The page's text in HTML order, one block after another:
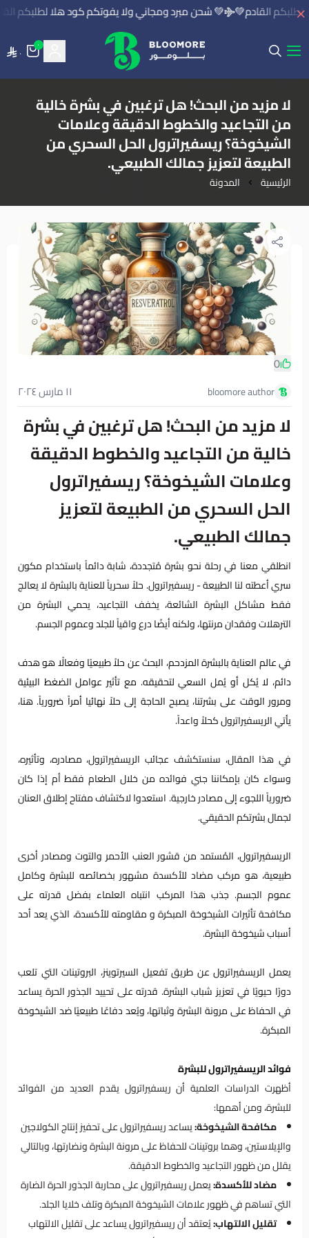
القادم💚 💚 شحن مبرد ومجاني ولا يفوتكم كود هلا لطلبكم
بلومور | BLOOMORE
٠
٠
لا مزيد من البحث! هل ترغبين في بشرة خالية
من التجاعيد والخطوط الدقيقة وعلامات
الشيخوخة؟ ريسفيراترول الحل السحري من
الطبيعة لتعزيز جمالك الطبيعي.
الرئيسية المدونة
0
bloomore author ١١ مارس ٢٠٢٤
لا مزيد من البحث! هل ترغبين في بشرة
خالية من التجاعيد والخطوط الدقيقة
وعلامات الشيخوخة؟ ريسفيراترول
الحل السحري من الطبيعة لتعزيز
جمالك الطبيعي.
انطلقي معنا في رحلة نحو بشرة مُتجددة، شابة دائماً باستخدام مكون
سري أعطته لنا الطبيعة - ريسفيراترول. حلاً سحرياً للعناية بالبشرة لا يعالج
فقط مشاكل البشرة الشائعة، يخفف التجاعيد، يحمي البشرة من
الترهلات وفقدان مرنتها، ولكنه أيضًا درع واقياً للجلد وعموم الجسم.
في عالم العناية بالبشرة المزدحم، البحث عن حلاً طبيعيًا وفعالًا هو هدف
دائم، لا يُكل أو يُمل السعي لتحقيقه. مع تأثير عوامل الضغط البيئية
ومرور الوقت على بشرتنا، يصبح الحاجة إلى حلاً نهائيا أمراً ضرورياً. هنا،
يأتي الريسفيراترول كحلاً واعداً.
في هذا المقال، سنستكشف عجائب الريسفيراترول، مصادره، وتأثيره،
وسواء كان بإمكاننا جني فوائده من خلال الطعام فقط أم إذا كان
ضرورياً اللجوء إلى مصادر خارجية. استعدوا لاكتشاف مفتاح إطلاق العنان
لجمال بشرتكم الحقيقي.
الريسفيراترول، المُستمد من قشور العنب الأحمر والتوت ومصادر أخرى
طبيعية، هو مركب مضاد للأكسدة مشهور بخصائصه للبشرة وكامل
عموم الجسم. جذب هذا المركب انتباه العلماء بفضل قدرته على
مكافحة تأثيرات الشيخوخة المبكرة و مقاومته للأكسدة، الذي يعد أحد
أسباب شيخوخة البشرة.
يعمل الريسفيراترول عن طريق تفعيل السيرتوينز، البروتينات التي تلعب
دورًا حيويًا في تعزيز شباب البشرة. قدرته على تحييد الجذور الحرة يساعد
في الحفاظ على مرونة البشرة وثباتها، ويُعد دفاعًا طبيعيًا ضد الشيخوخة
المبكرة.
فوائد الريسفيراترول للبشرة
أظهرت الدراسات العلمية أن ريسفيراترول يقدم العديد من الفوائد
للبشرة، ومن أهمها:
مكافحة الشيخوخة:يساعد ريسفيراترول على تحفيز إنتاج الكولاجين
والإيلاستين، وهما بروتينات للحفاظ على مرونة البشرة ونضارتها، وبالتالي
يقلل من ظهور التجاعيد والخطوط الدقيقة.
مضاد للأكسدة:يعمل ريسفيراترول على محاربة الجذور الحرة الضارة
التي تساهم في ظهور علامات الشيخوخة المبكرة وتلف خلايا الجلد.
تقليل الالتهاب:يُعتقد أن ريسفيراترول يساعد على تقليل الالتهاب